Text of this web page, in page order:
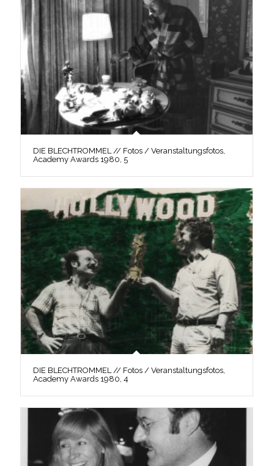
DIE BLECHTROMMEL // Fotos / Veranstaltungsfotos,
Academy Awards 1980, 5
DIE BLECHTROMMEL // Fotos / Veranstaltungsfotos,
Academy Awards 1980, 4